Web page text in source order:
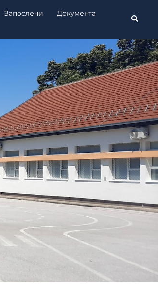
Запослени
Документа